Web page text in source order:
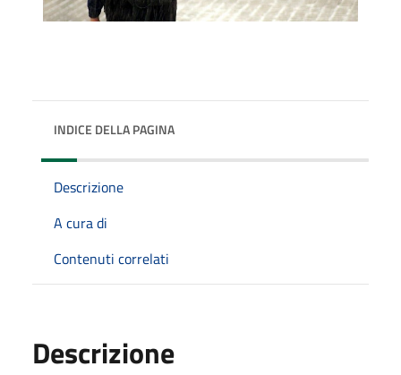
INDICE DELLA PAGINA
Descrizione
A cura di
Contenuti correlati
Descrizione